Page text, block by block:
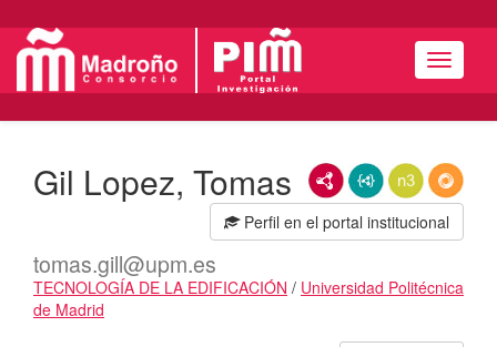
Menú
RDF/XMLJSON-LDN3/Turtle
Perfil en el portal institucional
Gil Lopez, Tomas
tomas.gill@upm.es
TECNOLOGÍA DE LA EDIFICACIÓN / Universidad Politécnica
de Madrid